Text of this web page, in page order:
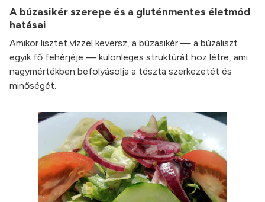
A búzasikér szerepe és a gluténmentes életmód
hatásai
Amikor lisztet vízzel keversz, a búzasikér — a búzaliszt
egyik fő fehérjéje — különleges struktúrát hoz létre, ami
nagymértékben befolyásolja a tészta szerkezetét és
minőségét.